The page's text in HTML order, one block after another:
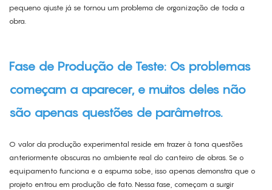
pequeno ajuste já se tornou um problema de organização de toda a
obra.
Fase de Produção de Teste: Os problemas
começam a aparecer, e muitos deles não
são apenas questões de parâmetros.
O valor da produção experimental reside em trazer à tona questões
anteriormente obscuras no ambiente real do canteiro de obras. Se o
equipamento funciona e a espuma sobe, isso apenas demonstra que o
projeto entrou em produção de fato. Nessa fase, começam a surgir